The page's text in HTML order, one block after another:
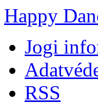
Happy
Jogi
RSS